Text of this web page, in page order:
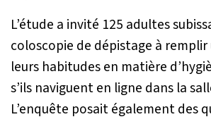
L’étude a invité 125 adultes
coloscopie de dépistage à remplir
leurs habitudes en matière
s’ils naviguent en ligne dans la
L’enquête posait également des